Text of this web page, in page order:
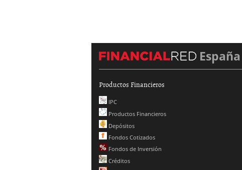
España
Productos Financieros
IPC
Productos Financieros
Depósitos
Fondos Cotizados
Fondos de Inversión
Créditos